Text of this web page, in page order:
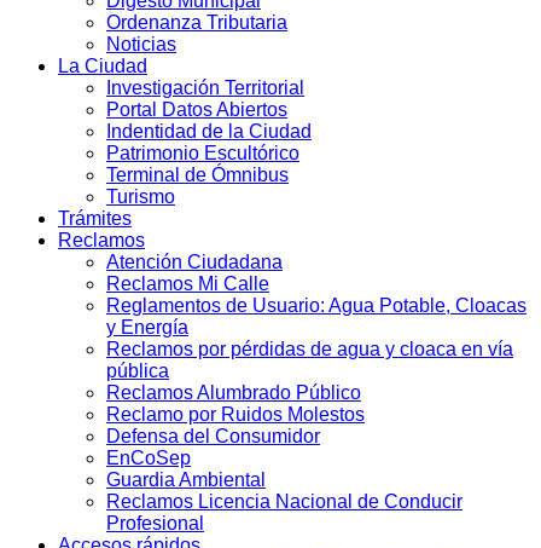
Ordenanza Tributaria
Noticias
La Ciudad
Investigación Territorial
Portal Datos Abiertos
Indentidad de la Ciudad
Patrimonio Escultórico
Terminal de Ómnibus
Turismo
Trámites
Reclamos
Atención Ciudadana
Reclamos Mi Calle
Reglamentos de Usuario: Agua Potable, Cloacas
y Energía
Reclamos por pérdidas de agua y cloaca en vía
pública
Reclamos Alumbrado Público
Reclamo por Ruidos Molestos
Defensa del Consumidor
EnCoSep
Guardia Ambiental
Reclamos Licencia Nacional de Conducir
Profesional